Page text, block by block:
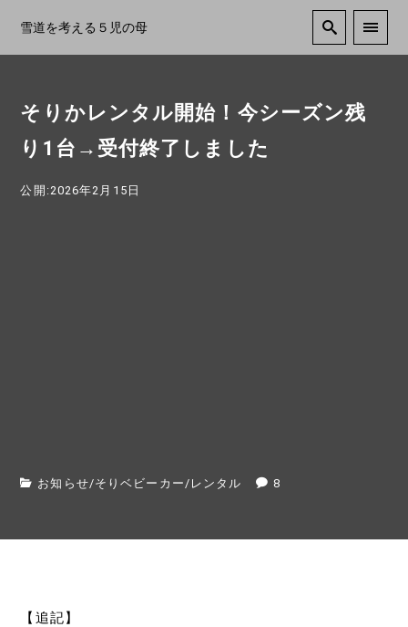
雪道を考える５児の母
そりかレンタル開始！今シーズン残
り1台→受付終了しました
公開:2026年2月15日
お知らせ/そりベビーカー / レンタル 8
【追記】